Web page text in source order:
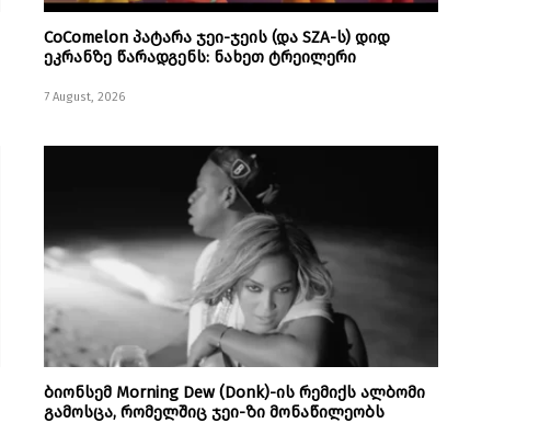
CoComelon პატარა ჯეი-ჯეის (და SZA-ს) დიდ
ეკრანზე წარადგენს: ნახეთ ტრეილერი
7 August, 2026
ბიონსემ Morning Dew (Donk)-ის რემიქს ალბომი
გამოსცა, რომელშიც ჯეი-ზი მონაწილეობს